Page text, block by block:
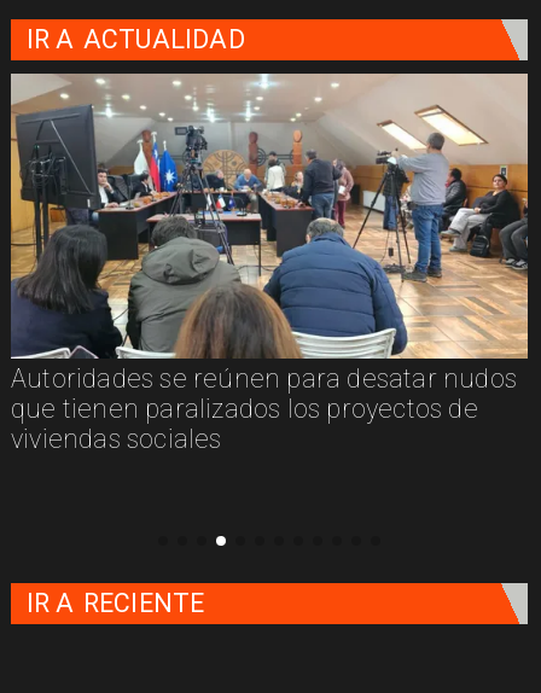
IR A ACTUALIDAD
Autoridades se reúnen para desatar nudos
que tienen paralizados los proyectos de
viviendas sociales
IR A RECIENTE